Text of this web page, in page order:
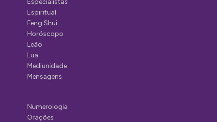
Espiritual
Feng Shui
Horóscopo
Leão
Lua
Mediunidade
Mensagens
Numerologia
Orações